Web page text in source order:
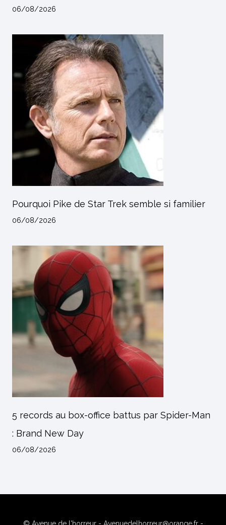
06/08/2026
Pourquoi Pike de Star Trek semble si familier
06/08/2026
5 records au box-office battus par Spider-Man
: Brand New Day
06/08/2026